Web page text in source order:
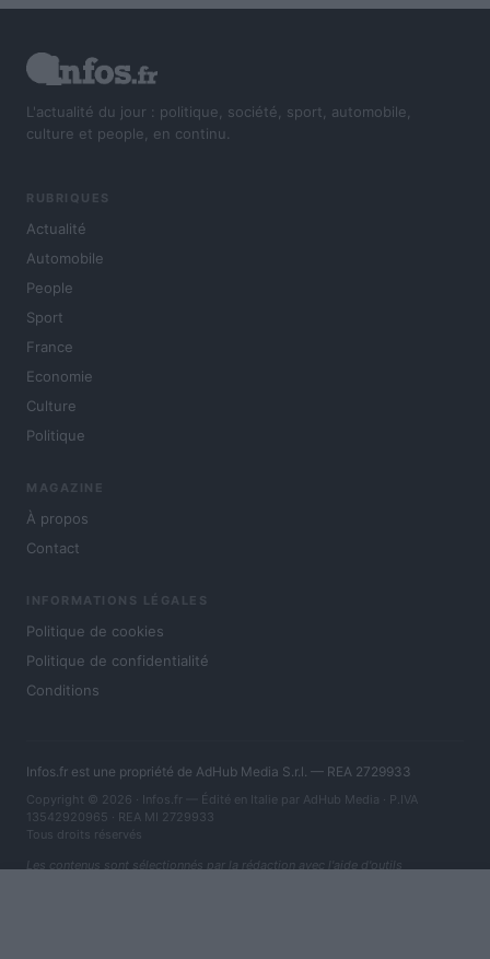
L'actualité du jour : politique, société, sport, automobile,
culture et people, en continu.
RUBRIQUES
Actualité
Automobile
People
Sport
France
Economie
Culture
Politique
MAGAZINE
À propos
Contact
INFORMATIONS LÉGALES
Politique de cookies
Politique de confidentialité
Conditions
Infos.fr est une propriété de AdHub Media S.r.l. — REA 2729933
Copyright © 2026 · Infos.fr — Édité en Italie par AdHub Media · P.IVA
13542920965 · REA MI 2729933
Tous droits réservés
Les contenus sont sélectionnés par la rédaction avec l'aide d'outils